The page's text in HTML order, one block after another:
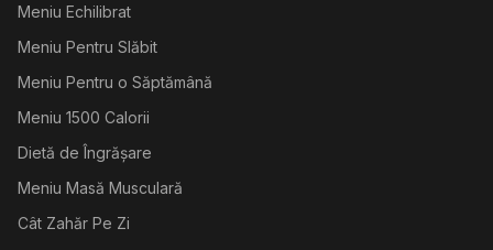
Meniu Echilibrat
Meniu Pentru Slăbit
Meniu Pentru o Săptămână
Meniu 1500 Calorii
Dietă de Îngrășare
Meniu Masă Musculară
Cât Zahăr Pe Zi